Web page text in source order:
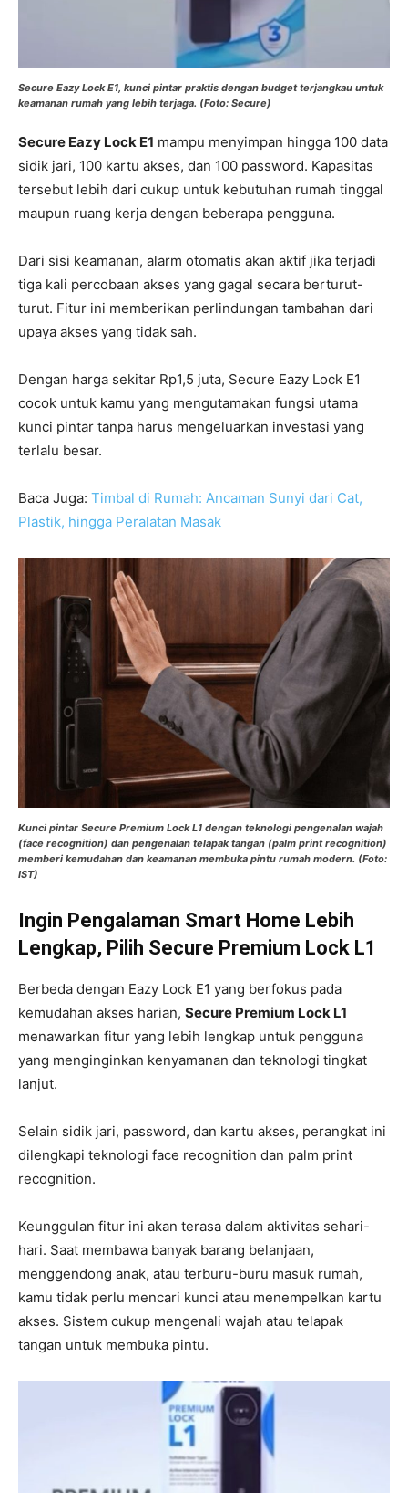
Secure Eazy Lock E1, kunci pintar praktis dengan budget terjangkau untuk
keamanan rumah yang lebih terjaga. (Foto: Secure)
Secure Eazy Lock E1 mampu menyimpan hingga 100 data
sidik jari, 100 kartu akses, dan 100 password. Kapasitas
tersebut lebih dari cukup untuk kebutuhan rumah tinggal
maupun ruang kerja dengan beberapa pengguna.
Dari sisi keamanan, alarm otomatis akan aktif jika terjadi
tiga kali percobaan akses yang gagal secara berturut-
turut. Fitur ini memberikan perlindungan tambahan dari
upaya akses yang tidak sah.
Dengan harga sekitar Rp1,5 juta, Secure Eazy Lock E1
cocok untuk kamu yang mengutamakan fungsi utama
kunci pintar tanpa harus mengeluarkan investasi yang
terlalu besar.
Baca Juga: Timbal di Rumah: Ancaman Sunyi dari Cat,
Plastik, hingga Peralatan Masak
Kunci pintar Secure Premium Lock L1 dengan teknologi pengenalan wajah
(face recognition) dan pengenalan telapak tangan (palm print recognition)
memberi kemudahan dan keamanan membuka pintu rumah modern. (Foto:
IST)
Ingin Pengalaman Smart Home Lebih
Lengkap, Pilih Secure Premium Lock L1
Berbeda dengan Eazy Lock E1 yang berfokus pada
kemudahan akses harian, Secure Premium Lock L1
menawarkan fitur yang lebih lengkap untuk pengguna
yang menginginkan kenyamanan dan teknologi tingkat
lanjut.
Selain sidik jari, password, dan kartu akses, perangkat ini
dilengkapi teknologi face recognition dan palm print
recognition.
Keunggulan fitur ini akan terasa dalam aktivitas sehari-
hari. Saat membawa banyak barang belanjaan,
menggendong anak, atau terburu-buru masuk rumah,
kamu tidak perlu mencari kunci atau menempelkan kartu
akses. Sistem cukup mengenali wajah atau telapak
tangan untuk membuka pintu.